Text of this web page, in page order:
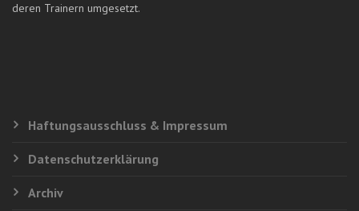
deren Trainern umgesetzt.
Haftungsausschluss & Impressum
Datenschutzerklärung
Archiv